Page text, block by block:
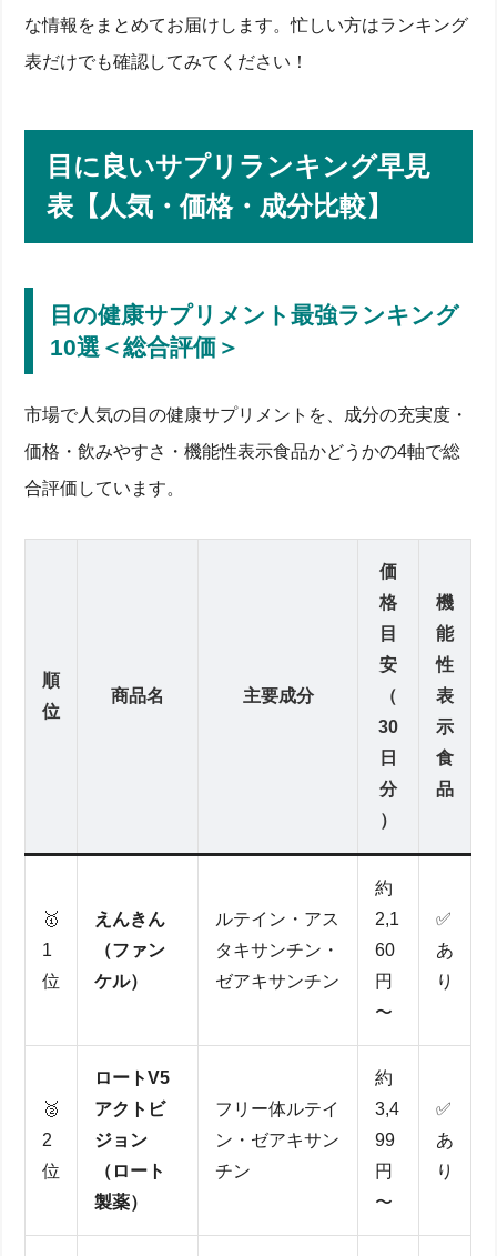
な情報をまとめてお届けします。忙しい方はランキング
表だけでも確認してみてください！
目に良いサプリランキング早見
表【人気・価格・成分比較】
目の健康サプリメント最強ランキング
10選＜総合評価＞
市場で人気の目の健康サプリメントを、成分の充実度・
価格・飲みやすさ・機能性表示食品かどうかの4軸で総
合評価しています。
順
位
商品名 主要成分
価
格
目
安
（
30
日
分
）
機
能
性
表
示
食
品
🥇
1
位
えんきん
（ファン
ケル）
ルテイン・アス
タキサンチン・
ゼアキサンチン
約
2,1
60
円
〜
✅
あ
り
🥈
2
位
ロートV5
アクトビ
ジョン
（ロート
製薬）
フリー体ルテイ
ン・ゼアキサン
チン
約
3,4
99
円
〜
✅
あ
り